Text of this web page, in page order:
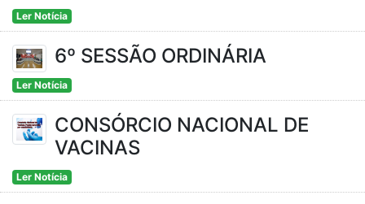
Ler Notícia
6º SESSÃO ORDINÁRIA
Ler Notícia
CONSÓRCIO NACIONAL DE
VACINAS
Ler Notícia